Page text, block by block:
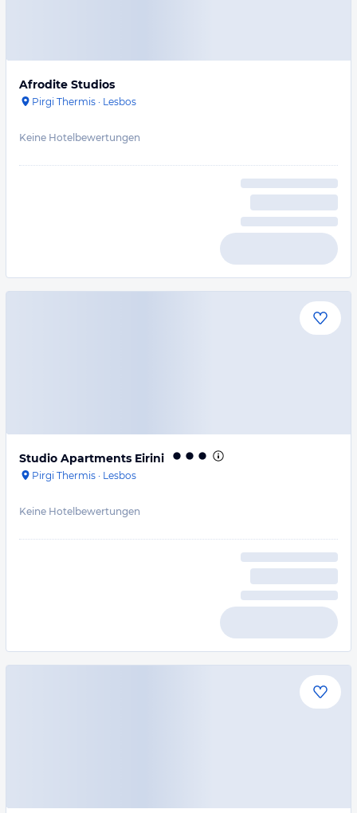
Afrodite Studios
Pirgi Thermis · Lesbos
Keine Hotelbewertungen
Studio Apartments Eirini
Pirgi Thermis · Lesbos
Keine Hotelbewertungen